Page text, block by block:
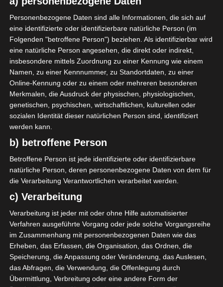
Zuvor war der kleine
Beistelltisch dunkelbraun. Es gibt
so viele verschiedene Brauntöne,
dieser Ton hat mir aber noch nie
so richtig gefallen.
Deshalb bin ich froh, dass wir
uns für einen neuen Anstrich
enschieden haben.
An Charme hat der Tisch nicht
verloren. Er wirkt jetzt nur
leichter und passt so schön zur
restlichen Einrichtung.
Personenbezogene Daten sind alle Informationen, die sich auf
eine identifizierte oder identifizierbare natürliche Person (im
Folgenden "betroffene Person") beziehen. Als identifizierbar wird
eine natürliche Person angesehen, die direkt oder indirekt,
insbesondere mittels Zuordnung zu einer Kennung wie einem
Namen, zu einer Kennnummer, zu Standortdaten, zu einer
Online-Kennung oder zu einem oder mehreren besonderen
Merkmalen, die Ausdruck der physischen, physiologischen,
genetischen, psychischen, wirtschaftlichen, kulturellen oder
sozialen Identität dieser natürlichen Person sind, identifiziert
werden kann.
b) betroffene Person
Betroffene Person ist jede identifizierte oder identifizierbare
natürliche Person, deren personenbezogene Daten von dem für
die Verarbeitung Verantwortlichen verarbeitet werden.
c) Verarbeitung
Verarbeitung ist jeder mit oder ohne Hilfe automatisierter
Verfahren ausgeführte Vorgang oder jede solche Vorgangsreihe
im Zusammenhang mit personenbezogenen Daten wie das
Erheben, das Erfassen, die Organisation, das Ordnen, die
Speicherung, die Anpassung oder Veränderung, das Auslesen,
das Abfragen, die Verwendung, die Offenlegung durch
Übermittlung, Verbreitung oder eine andere Form der